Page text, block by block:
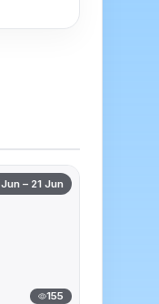
– 21 Jun
155